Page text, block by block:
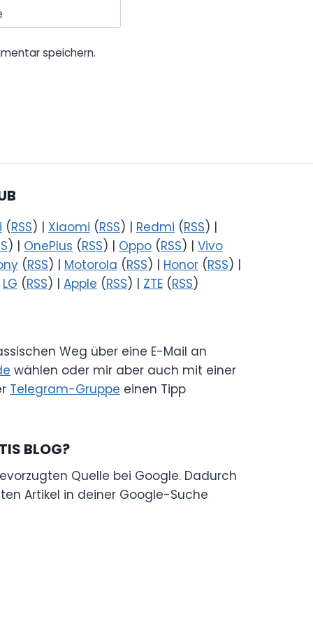
speichern.
(RSS) | Xiaomi (RSS) | Redmi (RSS) |
) | OnePlus (RSS) | Oppo (RSS) | Vivo
(RSS) | Motorola (RSS) | Honor (RSS) |
LG (RSS) | Apple (RSS) | ZTE (RSS)
Weg über eine E-Mail an
wählen oder mir aber auch mit einer
Telegram-Gruppe einen Tipp
BLOG?
Quelle bei Google. Dadurch
Artikel in deiner Google-Suche